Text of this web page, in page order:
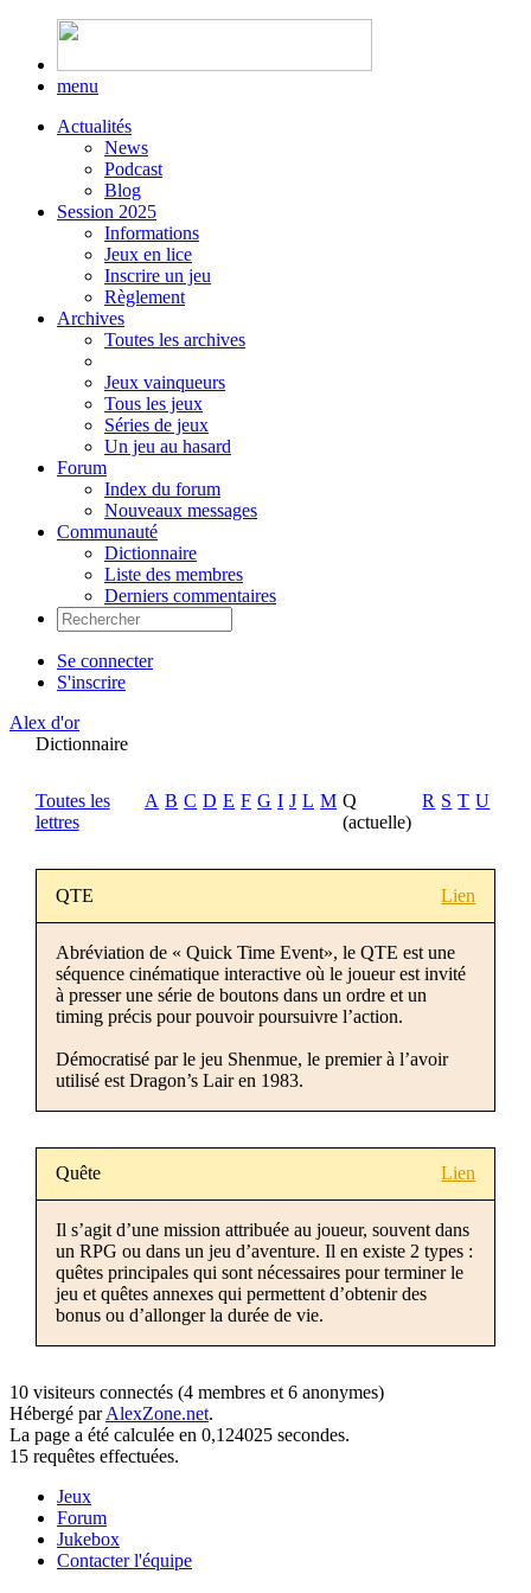
menu
Actualités
News
Podcast
Blog
Session 2025
Informations
Jeux en lice
Inscrire un jeu
Règlement
Archives
Toutes les archives
Jeux vainqueurs
Tous les jeux
Séries de jeux
Un jeu au hasard
Forum
Index du forum
Nouveaux messages
Communauté
Dictionnaire
Liste des membres
Derniers commentaires
Se connecter
S'inscrire
Alex d'or
Dictionnaire
Toutes les
lettres
A B C D E F G I J L M Q
(actuelle)
R S T U
QTE Lien
Abréviation de « Quick Time Event», le QTE est une
séquence cinématique interactive où le joueur est invité
à presser une série de boutons dans un ordre et un
timing précis pour pouvoir poursuivre l’action.
Démocratisé par le jeu Shenmue, le premier à l’avoir
utilisé est Dragon’s Lair en 1983.
Quête Lien
Il s’agit d’une mission attribuée au joueur, souvent dans
un RPG ou dans un jeu d’aventure. Il en existe 2 types :
quêtes principales qui sont nécessaires pour terminer le
jeu et quêtes annexes qui permettent d’obtenir des
bonus ou d’allonger la durée de vie.
10 visiteurs connectés (4 membres et 6 anonymes)
Hébergé parAlexZone.net.
La page a été calculée en 0,124025 secondes.
15 requêtes effectuées.
Jeux
Forum
Jukebox
Contacter l'équipe